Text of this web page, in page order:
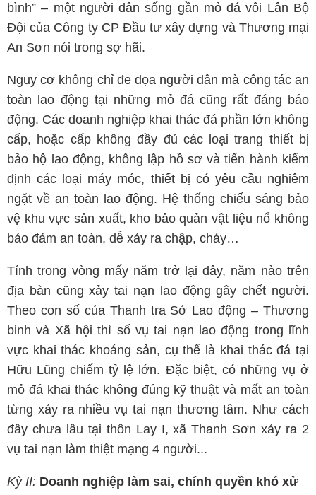
bình” – một người dân sống gần mỏ đá vôi Lân Bộ
Đội của Công ty CP Đầu tư xây dựng và Thương mại
An Sơn nói trong sợ hãi.
Nguy cơ không chỉ đe dọa người dân mà công tác an
toàn lao động tại những mỏ đá cũng rất đáng báo
động. Các doanh nghiệp khai thác đá phần lớn không
cấp, hoặc cấp không đầy đủ các loại trang thiết bị
bảo hộ lao động, không lập hồ sơ và tiến hành kiểm
định các loại máy móc, thiết bị có yêu cầu nghiêm
ngặt về an toàn lao động. Hệ thống chiếu sáng bảo
vệ khu vực sản xuất, kho bảo quản vật liệu nổ không
bảo đảm an toàn, dễ xảy ra chập, cháy…
Tính trong vòng mấy năm trở lại đây, năm nào trên
địa bàn cũng xảy tai nạn lao động gây chết người.
Theo con số của Thanh tra Sở Lao động – Thương
binh và Xã hội thì số vụ tai nạn lao động trong lĩnh
vực khai thác khoáng sản, cụ thể là khai thác đá tại
Hữu Lũng chiếm tỷ lệ lớn. Đặc biệt, có những vụ ở
mỏ đá khai thác không đúng kỹ thuật và mất an toàn
từng xảy ra nhiều vụ tai nạn thương tâm. Như cách
đây chưa lâu tại thôn Lay I, xã Thanh Sơn xảy ra 2
vụ tai nạn làm thiệt mạng 4 người...
Kỳ II: Doanh nghiệp làm sai, chính quyền khó xử